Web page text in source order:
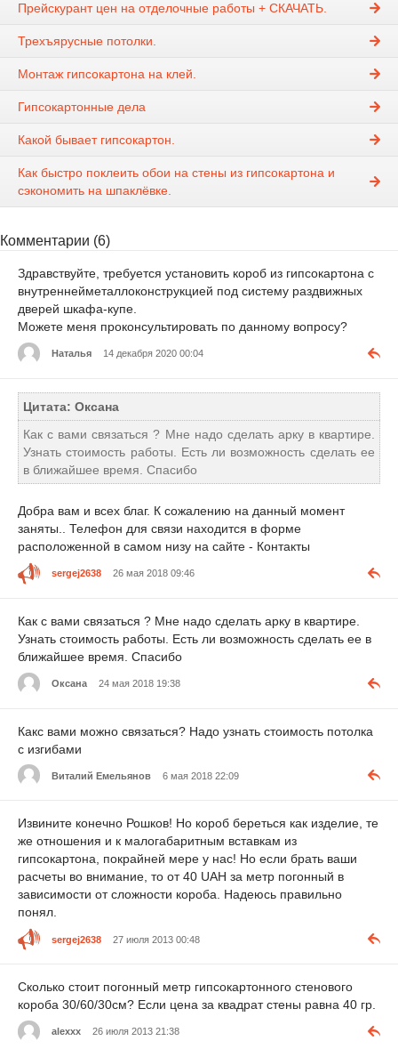
Прейскурант цен на отделочные работы + СКАЧАТЬ.
Трехъярусные потолки.
Монтаж гипсокартона на клей.
Гипсокартонные дела
Какой бывает гипсокартон.
Как быстро поклеить обои на стены из гипсокартона и
сэкономить на шпаклёвке.
Комментарии (6)
Здравствуйте, требуется установить короб из гипсокартона с
внутреннейметаллоконструкцией под систему раздвижных
дверей шкафа-купе.
Можете меня проконсультировать по данному вопросу?
Наталья 14 декабря 2020 00:04
Цитата: Оксана
Как с вами связаться ? Мне надо сделать арку в квартире.
Узнать стоимость работы. Есть ли возможность сделать ее
в ближайшее время. Спасибо
Добра вам и всех благ. К сожалению на данный момент
заняты.. Телефон для связи находится в форме
расположенной в самом низу на сайте - Контакты
sergej2638 26 мая 2018 09:46
Как с вами связаться ? Мне надо сделать арку в квартире.
Узнать стоимость работы. Есть ли возможность сделать ее в
ближайшее время. Спасибо
Оксана 24 мая 2018 19:38
Какс вами можно связаться? Надо узнать стоимость потолка
с изгибами
Виталий Емельянов 6 мая 2018 22:09
Извините конечно Рошков! Но короб береться как изделие, те
же отношения и к малогабаритным вставкам из
гипсокартона, покрайней мере у нас! Но если брать ваши
расчеты во внимание, то от 40 UAH за метр погонный в
зависимости от сложности короба. Надеюсь правильно
понял.
sergej2638 27 июля 2013 00:48
Сколько стоит погонный метр гипсокартонного стенового
короба 30/60/30см? Если цена за квадрат стены равна 40 гр.
alexxx 26 июля 2013 21:38